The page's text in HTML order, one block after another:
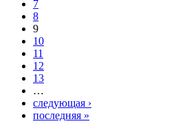
7
8
9
10
11
12
13
…
следующая ›
последняя »